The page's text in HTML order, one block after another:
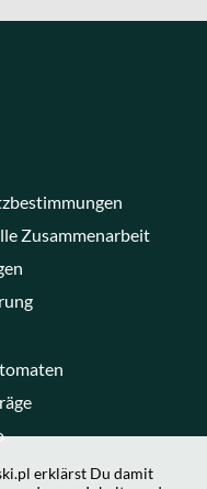
Zusammenarbeit
erklärst Du damit